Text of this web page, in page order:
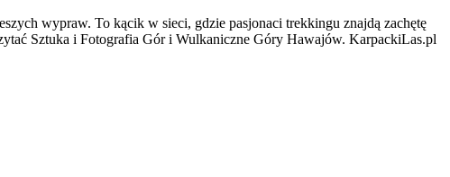
wypraw. To kącik w sieci, gdzie pasjonaci trekkingu znajdą zachętę
Sztuka i Fotografia Gór i Wulkaniczne Góry Hawajów. KarpackiLas.pl